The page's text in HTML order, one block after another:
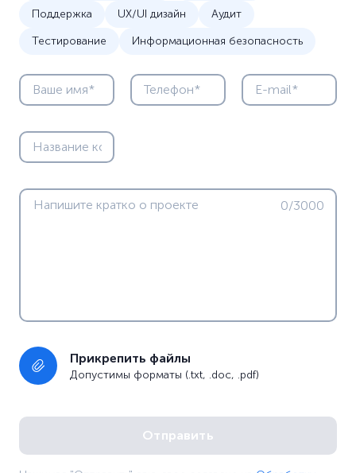
Поддержка
UX/UI дизайн
Аудит
Тестирование
Информационная безопасность
0/3000
Прикрепить файлы
Допустимы форматы (.txt, .doc, .pdf)